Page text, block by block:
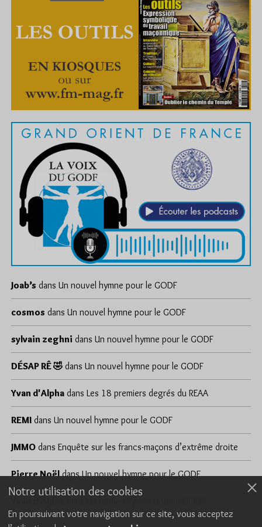
Joab’s dans Un nouvel hymne pour le GODF
cosmos dans Un nouvel hymne pour le GODF
sylvain zeghni dans Un nouvel hymne pour le GODF
DÉSAP RÊ 🤣 dans Un nouvel hymne pour le GODF
Yvan d'Alpha dans Les 18 premiers degrés du REAA
REMI dans Un nouvel hymne pour le GODF
JMMO dans Enquête sur les francs-maçons d’extrême droite
Pierre NoëldansUn nouvel hymne pour le GODF
Notre utilisation des cookies
En poursuivant votre navigation sur ce site, vous acceptez